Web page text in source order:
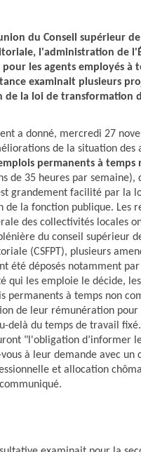
du Conseil supérieur
l'administration de
les agents employés à
examinait plusieurs
de la loi de transformation
a donné, mercredi 27
de la situation
permanents à temps
de 35 heures par semaine),
grandement facilité par la
de la fonction publique. Les
des collectivités locales
du conseil supérieur
(CSFPT), plusieurs
été déposés notamment par
qui les emploie le décide,
permanents à temps non
de leur rémunération pour
delà du temps de travail
"l'obligation d’informer
à leur demande avec un
et allocation